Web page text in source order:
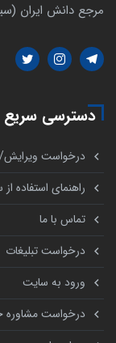
مرجع دانش ایران
دسترسی سریع
درخواست
راهنمای استفاده
تماس با ما
درخواست تبلیغات
ورود به سایت
درخواست مشاوره